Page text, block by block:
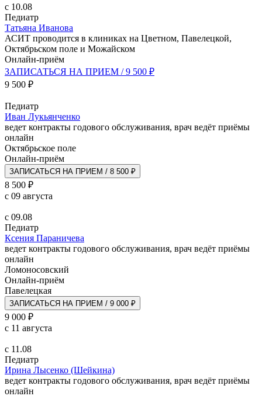
с 10.08
Педиатр
Татьяна Иванова
АСИТ проводится в клиниках на Цветном, Павелецкой,
Октябрьском поле и Можайском
Онлайн-приём
ЗАПИСАТЬСЯ НА ПРИЕМ / 9 500 ₽
9 500 ₽
Педиатр
Иван Лукьянченко
ведет контракты годового обслуживания, врач ведёт приёмы
онлайн
Октябрьское поле
Онлайн-приём
ЗАПИСАТЬСЯ НА ПРИЕМ / 8 500 ₽
8 500 ₽
с 09 августа
с 09.08
Педиатр
Ксения Параничева
ведет контракты годового обслуживания, врач ведёт приёмы
онлайн
Ломоносовский
Онлайн-приём
Павелецкая
ЗАПИСАТЬСЯ НА ПРИЕМ / 9 000 ₽
9 000 ₽
с 11 августа
с 11.08
Педиатр
Ирина Лысенко (Шейкина)
ведет контракты годового обслуживания, врач ведёт приёмы
онлайн